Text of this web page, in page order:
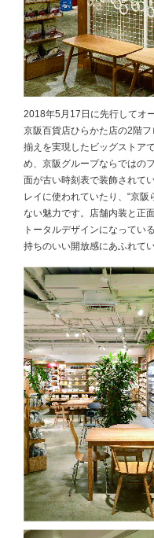
2018年5月17日に先行してオ
京阪百貨店ひらかた店の2階
揃えを実現したビッグストア
め、京阪グループならではの
面が古い時刻表で装飾されて
レイに使われていたり、“京
ない魅力です。店舗内装と正
トータルデザインになってい
持ちのいい開放感にあふれてい